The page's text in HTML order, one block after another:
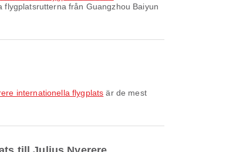
flygplatsrutterna från Guangzhou Baiyun
internationella flygplats är de mest